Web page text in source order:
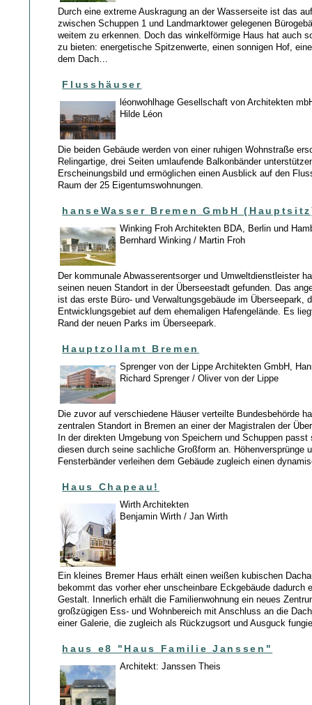
Durch eine extreme Auskragung an der Wasserseite ist das
zwischen Schuppen 1 und Landmarktower gelegenen
weitem zu erkennen. Doch das winkelförmige Haus hat auch
zu bieten: energetische Spitzenwerte, einen sonnigen Hof,
dem Dach…
Flusshäuser
léonwohlhage Gesellschaft von Architekten
Hilde Léon
Die beiden Gebäude werden von einer ruhigen Wohnstraße
Relingartige, drei Seiten umlaufende Balkonbänder
Erscheinungsbild und ermöglichen einen Ausblick auf den
Raum der 25 Eigentumswohnungen.
hanseWasser Bremen GmbH
Winking Froh Architekten BDA, Berlin und
Bernhard Winking / Martin Froh
Der kommunale Abwasserentsorger und Umweltdienstleister
seinen neuen Standort in der Überseestadt gefunden. Das
ist das erste Büro- und Verwaltungsgebäude im Überseepark,
Entwicklungsgebiet auf dem ehemaligen Hafengelände. Es
Rand der neuen Parks im Überseepark.
Hauptzollamt Bremen
Sprenger von der Lippe Architekten GmbH,
Richard Sprenger / Oliver von der Lippe
Die zuvor auf verschiedene Häuser verteilte Bundesbehörde
zentralen Standort in Bremen an einer der Magistralen der
In der direkten Umgebung von Speichern und Schuppen passt
diesen durch seine sachliche Großform an. Höhenversprünge
Fensterbänder verleihen dem Gebäude zugleich einen
Haus Chapeau!
Wirth Architekten
Benjamin Wirth / Jan Wirth
Ein kleines Bremer Haus erhält einen weißen kubischen
bekommt das vorher eher unscheinbare Eckgebäude dadurch
Gestalt. Innerlich erhält die Familienwohnung ein neues
großzügigen Ess- und Wohnbereich mit Anschluss an die
einer Galerie, die zugleich als Rückzugsort und Ausguck
haus e8 "Haus Familie Janssen"
Architekt: Janssen Theis